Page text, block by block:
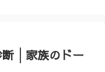
断│家族のドー